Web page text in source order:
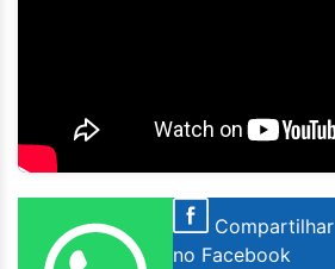
Compartilhar
no Facebook